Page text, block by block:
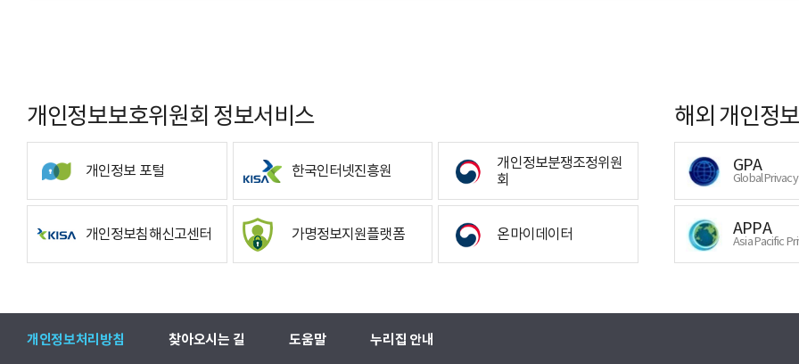
개인정보보호위원회 정보서비스
개인정보 포털 한국인터넷진흥원
개인정보분쟁조정위원
회
개인정보침해신고센터 가명정보지원플랫폼 온마이데이터
해외 개인정
GPA
Global
APPA
Asia Pacific
개인정보처리방침 찾아오시는 길 도움말 누리집 안내